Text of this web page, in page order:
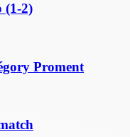
(1-2)
Proment